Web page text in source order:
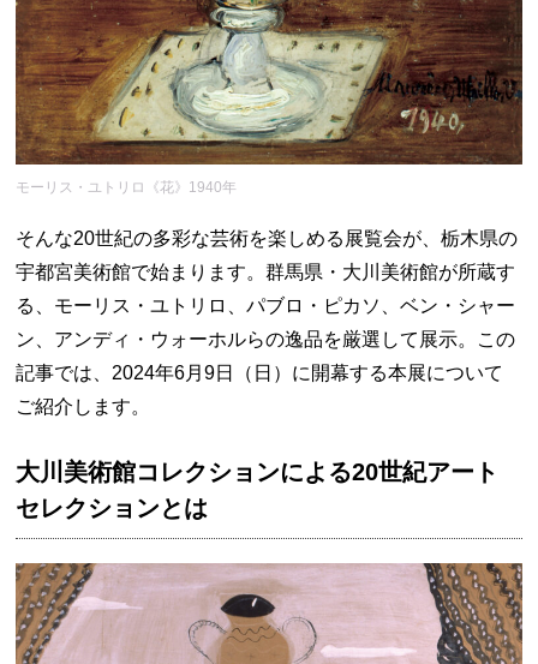
モーリス・ユトリロ《花》1940年
そんな20世紀の多彩な芸術を楽しめる展覧会が、栃木県の
宇都宮美術館で始まります。群馬県・大川美術館が所蔵す
る、モーリス・ユトリロ、パブロ・ピカソ、ベン・シャー
ン、アンディ・ウォーホルらの逸品を厳選して展示。この
記事では、2024年6月9日（日）に開幕する本展について
ご紹介します。
大川美術館コレクションによる20世紀アート
セレクションとは